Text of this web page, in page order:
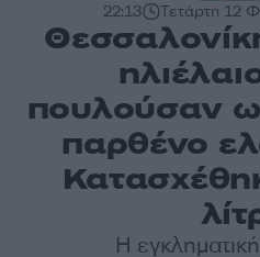
22:13 Τετάρτη 12
πουλούσαν
παρθένο
Η